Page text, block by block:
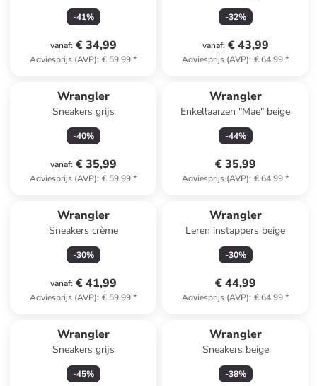
-41%
vanaf: € 34,99
Adviesprijs (AVP): € 59,99*
-32%
vanaf: € 43,99
Adviesprijs (AVP): € 64,99*
Wrangler
Sneakers grijs
-40%
vanaf: € 35,99
Adviesprijs (AVP): € 59,99*
Wrangler
Enkellaarzen "Mae" beige
-44%
€ 35,99
Adviesprijs (AVP): € 64,99*
Wrangler
Sneakers crème
-30%
vanaf: € 41,99
Adviesprijs (AVP): € 59,99*
Wrangler
Leren instappers beige
-30%
€ 44,99
Adviesprijs (AVP): € 64,99*
Wrangler
Sneakers grijs
-45%
Wrangler
Sneakers beige
-38%